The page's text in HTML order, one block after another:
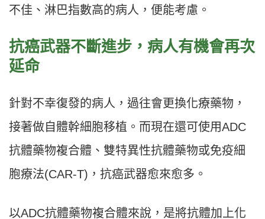
不佳、淋巴指數高的病人，便能考慮。
抗癌武器不斷進步， 病人有機會再次
延命
針對不幸復發的病人，過往會更換化療藥物，
接著做自體幹細胞移植。而現在還可使用ADC
抗體藥物複合體、雙特異性抗體藥物或免疫細
胞療法(CAR-T)，抗癌武器愈來愈多。
以ADC抗體藥物複合體來說，是將抗體加上化